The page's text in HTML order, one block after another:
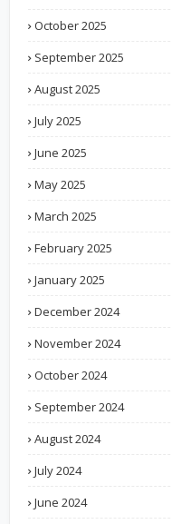
October 2025
September 2025
August 2025
July 2025
June 2025
May 2025
March 2025
February 2025
January 2025
December 2024
November 2024
October 2024
September 2024
August 2024
July 2024
June 2024